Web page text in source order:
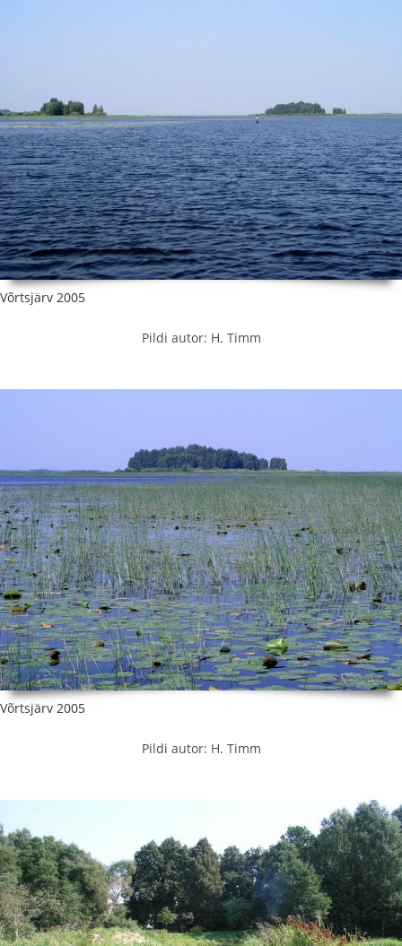
Võrtsjärv 2005
Pildi autor: H. Timm
Võrtsjärv 2005
Pildi autor: H. Timm